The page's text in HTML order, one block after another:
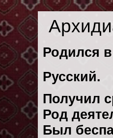
Родился
Русский.
Получил
Род
Был